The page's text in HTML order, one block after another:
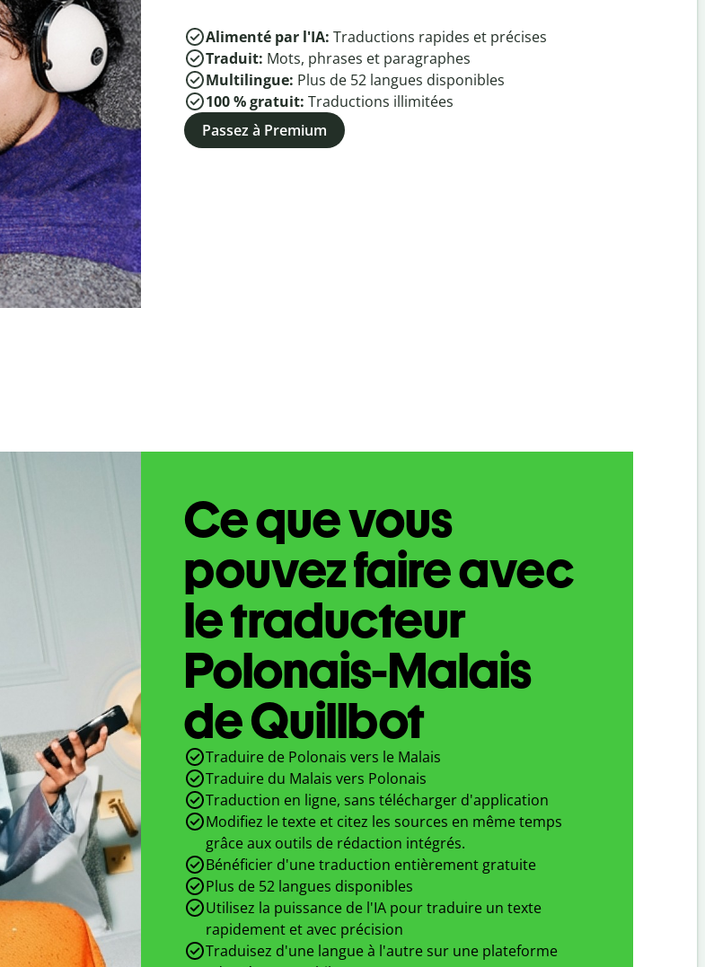
Alimenté par l'IA: Traductions rapides et précises
Traduit: Mots, phrases et paragraphes
Multilingue: Plus de 52 langues disponibles
100 % gratuit: Traductions illimitées
Passez à Premium
Ce que vous
pouvez faire avec
le traducteur
Polonais-Malais
de Quillbot
Traduire de Polonais vers le Malais
Traduire du Malais vers Polonais
Traduction en ligne, sans télécharger d'application
Modifiez le texte et citez les sources en même temps
grâce aux outils de rédaction intégrés.
Bénéficier d'une traduction entièrement gratuite
Plus de 52 langues disponibles
Utilisez la puissance de l'IA pour traduire un texte
rapidement et avec précision
Traduisez d'une langue à l'autre sur une plateforme